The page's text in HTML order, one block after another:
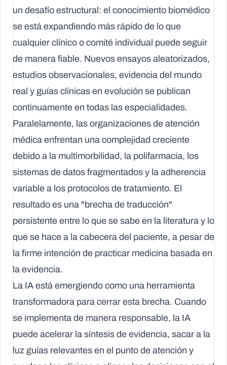
un desafío estructural: el conocimiento biomédico
se está expandiendo más rápido de lo que
cualquier clínico o comité individual puede seguir
de manera fiable. Nuevos ensayos aleatorizados,
estudios observacionales, evidencia del mundo
real y guías clínicas en evolución se publican
continuamente en todas las especialidades.
Paralelamente, las organizaciones de atención
médica enfrentan una complejidad creciente
debido a la multimorbilidad, la polifarmacia, los
sistemas de datos fragmentados y la adherencia
variable a los protocolos de tratamiento. El
resultado es una "brecha de traducción"
persistente entre lo que se sabe en la literatura y lo
que se hace a la cabecera del paciente, a pesar de
la firme intención de practicar medicina basada en
la evidencia.
La IA está emergiendo como una herramienta
transformadora para cerrar esta brecha. Cuando
se implementa de manera responsable, la IA
puede acelerar la síntesis de evidencia, sacar a la
luz guías relevantes en el punto de atención y